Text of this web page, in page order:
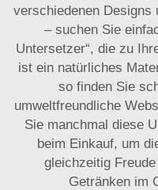
verschiedenen Designs
– suchen Sie
Untersetzer“, die zu
ist ein natürliches
so finden Sie
umweltfreundliche
Sie manchmal diese
beim Einkauf, um
gleichzeitig
Getränken im